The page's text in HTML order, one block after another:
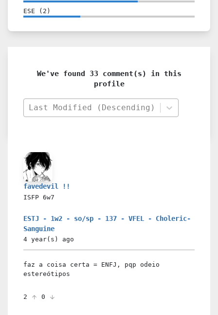
ESE ( 2 )
We've found 33 comment(s) in this
profile
Last Modified (Descending)
favedevil !!
ISFP 6w7
ESTJ - 1w2 - so/sp - 137 - VFEL - Choleric-
Sanguine
4 year(s) ago
faz a coisa certa = ENFJ, pqp odeio
estereótipos
2 0